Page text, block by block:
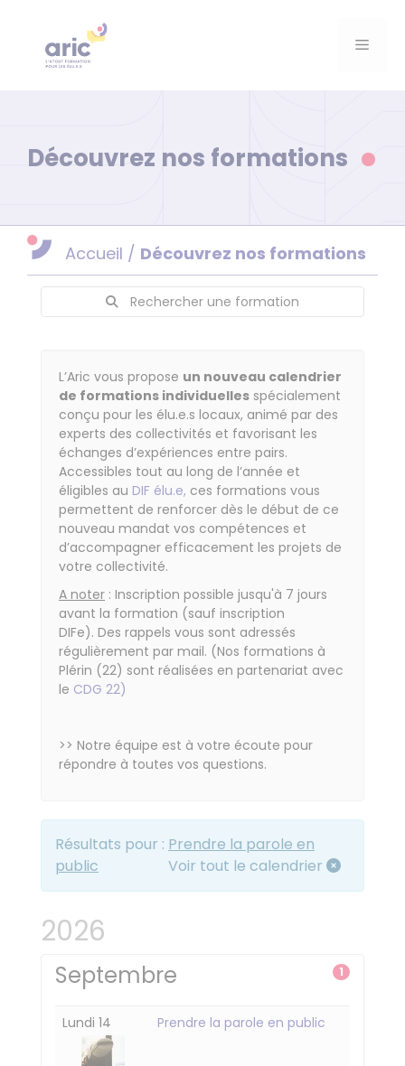
contenu
Menu
Découvrez nos formations
Accueil / Découvrez nos formations
Rechercher une formation
Calendrier
L’Aric vous propose un nouveau calendrier
de formations individuelles spécialement
conçu pour les élu.e.s locaux, animé par des
experts des collectivités et favorisant les
échanges d’expériences entre pairs.
Accessibles tout au long de l’année et
éligibles au DIF élu.e, ces formations vous
permettent de renforcer dès le début de ce
nouveau mandat vos compétences et
d’accompagner efficacement les projets de
votre collectivité.
A noter : Inscription possible jusqu'à 7 jours
avant la formation (sauf inscription
DIFe). Des rappels vous sont adressés
régulièrement par mail. (Nos formations à
Plérin (22) sont réalisées en partenariat avec
le CDG 22)
>> Notre équipe est à votre écoute pour
répondre à toutes vos questions.
Résultats pour : Prendre la parole en
public
Voir tout le calendrier
2026
Septembre 1
Lundi 14 Prendre la parole en public